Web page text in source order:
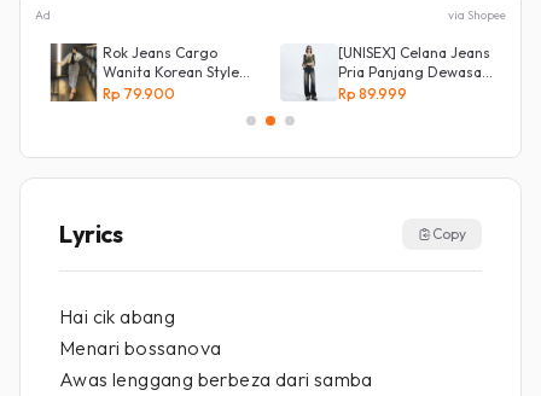
Ad via Shopee
Rok Jeans Cargo
Wanita Korean Style
Tebal Allsize
Rp 79.900
[UNISEX] Celana Jeans
Pria Panjang Dewasa
Denim Korean Style
Rp 89.999
Lyrics Copy
Hai cik abang
Menari bossanova
Awas lenggang berbeza dari samba